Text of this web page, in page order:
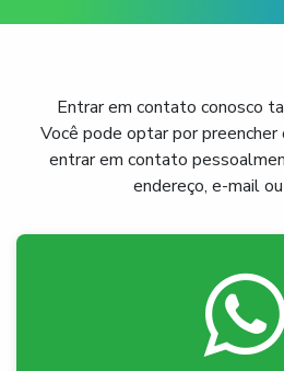
Entrar em contato conosco
Você pode optar por preencher
entrar em contato
endereço, e-mail